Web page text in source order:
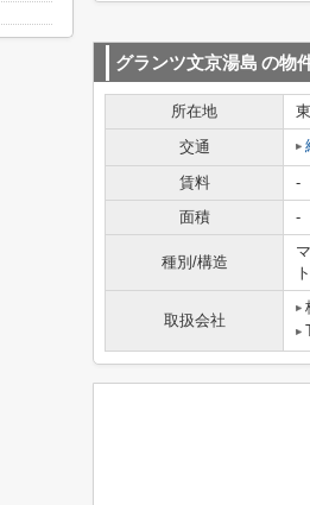
グランツ文京湯島 の物
所在地
交通
賃料
-
面積
-
種別/構造
ト
取扱会社